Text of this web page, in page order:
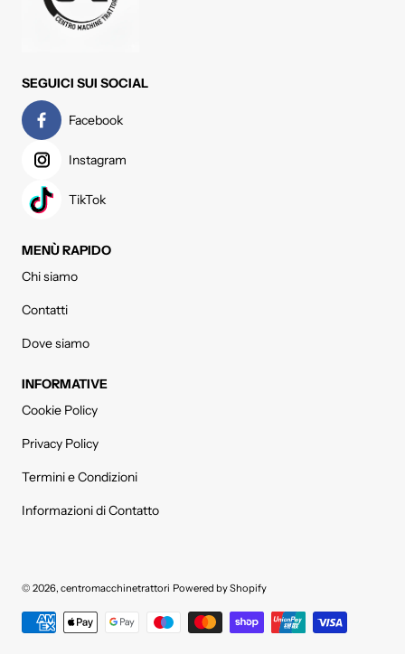
SEGUICI SUI SOCIAL
Facebook
Instagram
TikTok
MENÙ RAPIDO
Chi siamo
Contatti
Dove siamo
INFORMATIVE
Cookie Policy
Privacy Policy
Termini e Condizioni
Informazioni di Contatto
© 2026, centromacchinetrattori Powered by Shopify
Metodi di pagamento